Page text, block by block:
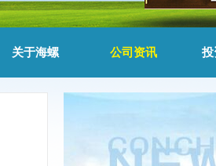
关于海螺 公司资讯 投